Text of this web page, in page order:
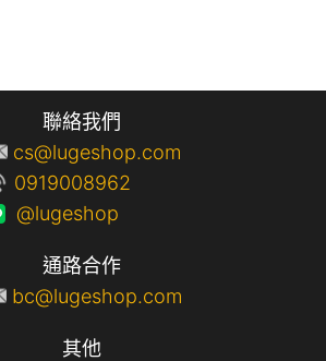
聯絡我們
cs@lugeshop.com
0919008962
@lugeshop
通路合作
bc@lugeshop.com
其他